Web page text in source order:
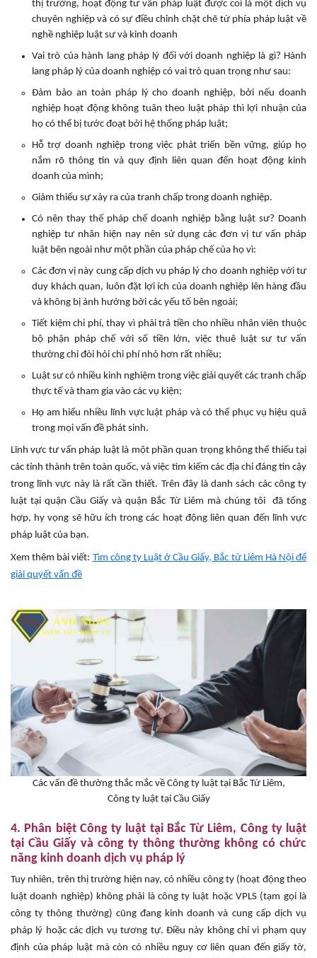
thị trường, hoạt động tư vấn pháp luật được coi là một dịch vụ
chuyên nghiệp và có sự điều chỉnh chặt chẽ từ phía pháp luật về
nghề nghiệp luật sư và kinh doanh
Vai trò của hành lang pháp lý đối với doanh nghiệp là gì? Hành
lang pháp lý của doanh nghiệp có vai trò quan trọng như sau:
Đảm bảo an toàn pháp lý cho doanh nghiệp, bởi nếu doanh
nghiệp hoạt động không tuân theo luật pháp thì lợi nhuận của
họ có thể bị tước đoạt bởi hệ thống pháp luật;
Hỗ trợ doanh nghiệp trong việc phát triển bền vững, giúp họ
nắm rõ thông tin và quy định liên quan đến hoạt động kinh
doanh của mình;
Giảm thiểu sự xảy ra của tranh chấp trong doanh nghiệp.
Có nên thay thế pháp chế doanh nghiệp bằng luật sư? Doanh
nghiệp tư nhân hiện nay nên sử dụng các đơn vị tư vấn pháp
luật bên ngoài như một phần của pháp chế của họ vì:
Các đơn vị này cung cấp dịch vụ pháp lý cho doanh nghiệp với tư
duy khách quan, luôn đặt lợi ích của doanh nghiệp lên hàng đầu
và không bị ảnh hưởng bởi các yếu tố bên ngoài;
Tiết kiệm chi phí, thay vì phải trả tiền cho nhiều nhân viên thuộc
bộ phận pháp chế với số tiền lớn, việc thuê luật sư tư vấn
thường chỉ đòi hỏi chi phí nhỏ hơn rất nhiều;
Luật sư có nhiều kinh nghiệm trong việc giải quyết các tranh chấp
thực tế và tham gia vào các vụ kiện;
Họ am hiểu nhiều lĩnh vực luật pháp và có thể phục vụ hiệu quả
trong mọi vấn đề phát sinh.
Lĩnh vực tư vấn pháp luật là một phần quan trọng không thể thiếu tại
các tỉnh thành trên toàn quốc, và việc tìm kiếm các địa chỉ đáng tin cậy
trong lĩnh vực này là rất cần thiết. Trên đây là danh sách các công ty
luật tại quận Cầu Giấy và quận Bắc Từ Liêm mà chúng tôi đã tổng
hợp, hy vọng sẽ hữu ích trong các hoạt động liên quan đến lĩnh vực
pháp luật của bạn.
Xem thêm bài viết: Tìm công ty Luật ở Cầu Giấy, Bắc từ Liêm Hà Nội để
giải quyết vấn đề
Các vấn đề thường thắc mắc về Công ty luật tại Bắc Từ Liêm,
Công ty luật tại Cầu Giấy
4. Phân biệt Công ty luật tại Bắc Từ Liêm, Công ty luật
tại Cầu Giấy và công ty thông thường không có chức
năng kinh doanh dịch vụ pháp lý
Tuy nhiên, trên thị trường hiện nay, có nhiều công ty (hoạt động theo
luật doanh nghiệp) không phải là công ty luật hoặc VPLS (tạm gọi là
công ty thông thường) cũng đang kinh doanh và cung cấp dịch vụ
pháp lý hoặc các dịch vụ tương tự. Điều này không chỉ vi phạm quy
định của pháp luật mà còn có nhiều nguy cơ liên quan đến giấy tờ,